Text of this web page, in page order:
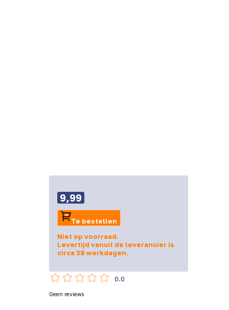
9,99
Te bestellen
Niet op voorraad.
Levertijd vanuit de leverancier is
circa 38 werkdagen.
0.0
Geen reviews